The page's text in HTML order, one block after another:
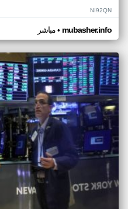
NI92QN
مباشر• mubasher.info